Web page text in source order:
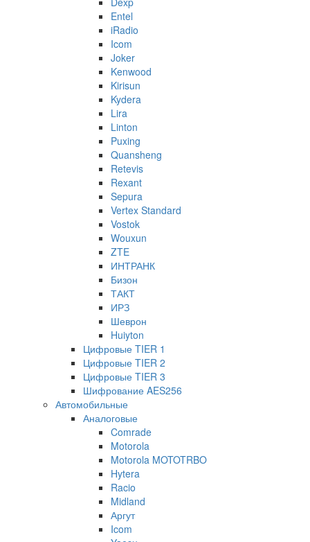
Entel
iRadio
Icom
Joker
Kenwood
Kirisun
Kydera
Lira
Linton
Puxing
Quansheng
Retevis
Rexant
Sepura
Vertex Standard
Vostok
Wouxun
ZTE
ИНТРАНК
Бизон
ТАКТ
ИРЗ
Шеврон
Huiyton
Цифровые TIER 1
Цифровые TIER 2
Цифровые TIER 3
Шифрование AES256
Автомобильные
Аналоговые
Comrade
Motorola
Motorola MOTOTRBO
Hytera
Racio
Midland
Аргут
Icom